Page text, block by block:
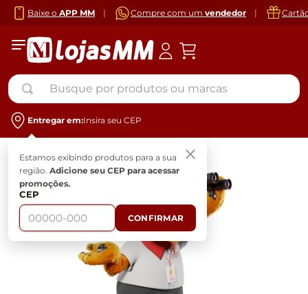
Baixe o APP MM | Compre com um vendedor |
Busque por produtos ou marcas
Entregar em:Insira seu CEP
Estamos exibindo produtos para a sua
região. Adicione seu CEP para acessar
promoções.
CEP
CONFIRMAR